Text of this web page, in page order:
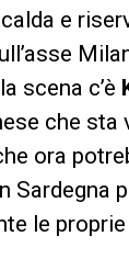
e
scena c’è
che sta
ora
Sardegna
le